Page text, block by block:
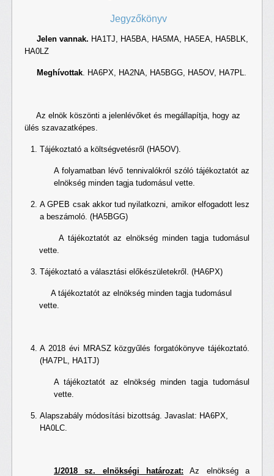
Jegyzőkönyv
Jelen vannak. HA1TJ, HA5BA, HA5MA, HA5EA, HA5BLK,
HA0LZ
Meghívottak. HA6PX, HA2NA, HA5BGG, HA5OV, HA7PL.
Az elnök köszönti a jelenlévőket és megállapítja, hogy az
ülés szavazatképes.
Tájékoztató a költségvetésről (HA5OV).
A folyamatban lévő tennivalókról szóló tájékoztatót az
elnökség minden tagja tudomásul vette.
A GPEB csak akkor tud nyilatkozni, amikor elfogadott lesz
a beszámoló. (HA5BGG)
A tájékoztatót az elnökség minden tagja tudomásul
vette.
Tájékoztató a választási előkészületekről. (HA6PX)
A tájékoztatót az elnökség minden tagja tudomásul
vette.
A 2018 évi MRASZ közgyűlés forgatókönyve tájékoztató.
(HA7PL, HA1TJ)
A tájékoztatót az elnökség minden tagja tudomásul
vette.
Alapszabály módosítási bizottság. Javaslat: HA6PX,
HA0LC.
1/2018 sz. elnökségi határozat: Az elnökség a